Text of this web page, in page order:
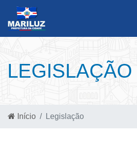
LEGISLAÇÃO
Início Legislação